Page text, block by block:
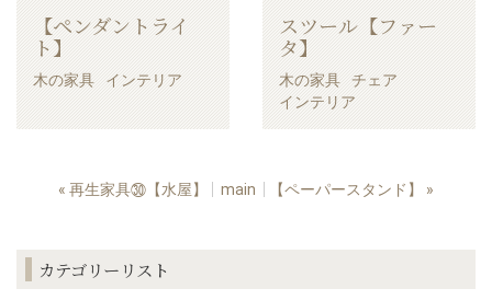
【ペンダントライ
ト】
木の家具 インテリア
スツール【ファー
タ】
木の家具
チェア
インテリア
« 再生家具㉚【水屋】 main 【ペーパースタンド】 »
カテゴリーリスト